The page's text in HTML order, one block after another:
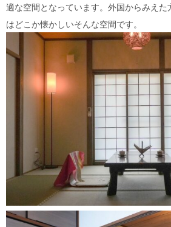
適な空間となっています。外国からみえ
はどこか懐かしいそんな空間です。